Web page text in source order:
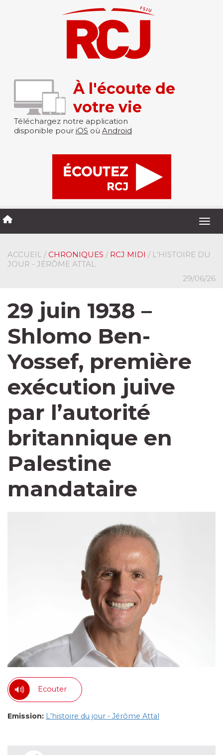
À l'écoute de
votre vie
Téléchargez notre application
disponible pour iOS où Android
ACCUEIL / CHRONIQUES / RCJ MIDI / L'HISTOIRE DU
JOUR - JÉRÔME ATTAL
29/06/26
29 juin 1938 –
Shlomo Ben-
Yossef, première
exécution juive
par l’autorité
britannique en
Palestine
mandataire
Ecouter
Emission: L'histoire du jour - Jérôme Attal